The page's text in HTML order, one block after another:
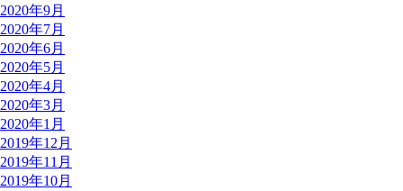
2020年9月
2020年7月
2020年6月
2020年5月
2020年4月
2020年3月
2020年1月
2019年12月
2019年11月
2019年10月